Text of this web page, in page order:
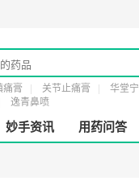
：
痛膏 关节止痛膏 华堂宁
逸青鼻喷
妙手资讯 用药问答